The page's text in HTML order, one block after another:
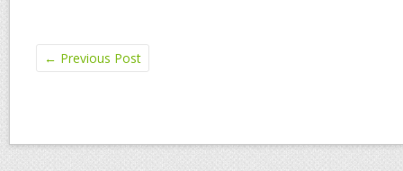
← Previous Post